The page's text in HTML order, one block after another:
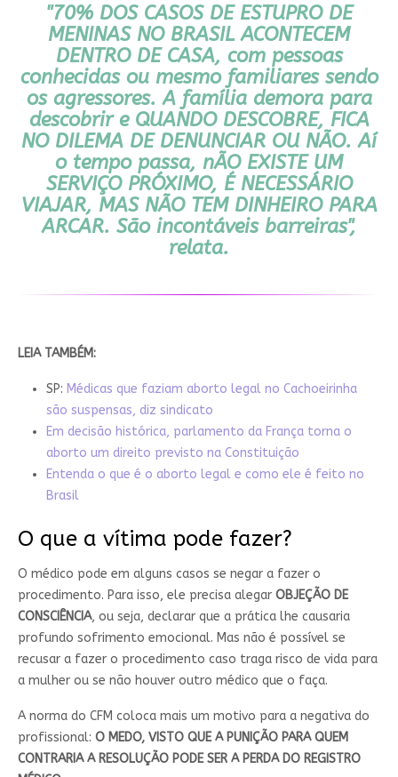
"70% DOS CASOS DE ESTUPRO DE
MENINAS NO BRASIL ACONTECEM
DENTRO DE CASA, com pessoas
conhecidas ou mesmo familiares sendo
os agressores. A família demora para
descobrir e QUANDO DESCOBRE, FICA
NO DILEMA DE DENUNCIAR OU NÃO. Aí
o tempo passa, nÃO EXISTE UM
SERVIÇO PRÓXIMO, É NECESSÁRIO
VIAJAR, MAS NÃO TEM DINHEIRO PARA
ARCAR. São incontáveis barreiras",
relata.
LEIA TAMBÉM:
SP: Médicas que faziam aborto legal no Cachoeirinha
são suspensas, diz sindicato
Em decisão histórica, parlamento da França torna o
aborto um direito previsto na Constituição
Entenda o que é o aborto legal e como ele é feito no
Brasil
O que a vítima pode fazer?
O médico pode em alguns casos se negar a fazer o
procedimento. Para isso, ele precisa alegar OBJEÇÃO DE
CONSCIÊNCIA, ou seja, declarar que a prática lhe causaria
profundo sofrimento emocional. Mas não é possível se
recusar a fazer o procedimento caso traga risco de vida para
a mulher ou se não houver outro médico que o faça.
A norma do CFM coloca mais um motivo para a negativa do
profissional: O MEDO, VISTO QUE A PUNIÇÃO PARA QUEM
CONTRARIA A RESOLUÇÃO PODE SER A PERDA DO REGISTRO